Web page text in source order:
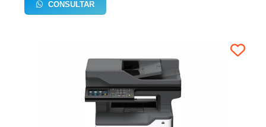
CONSULTAR